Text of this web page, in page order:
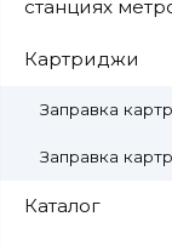
станциях
Картриджи
Заправка
Заправка
Каталог